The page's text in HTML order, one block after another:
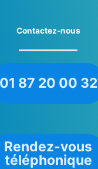
Contactez-nous
01 87 20 00 32
Rendez-vous
téléphonique